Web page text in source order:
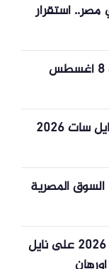
استقرار
أسعار الفراخ البيضاء اليوم السبت 8 أغسطس
تردد قناة السعودية الآن على النايل سات 2026
المصرية
اكتشف تردد قناة الفجر الجزائرية 2026 على نايل